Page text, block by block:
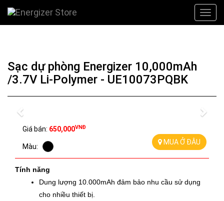
Sạc dự phòng Energizer 10,000mAh
/3.7V Li-Polymer - UE10073PQBK
Previous
Giá bán: 650,000VNĐ
Màu:
MUA Ở ĐÂU
Tính năng
Dung lượng 10.000mAh đảm bảo nhu cầu sử dụng
cho nhiều thiết bị.